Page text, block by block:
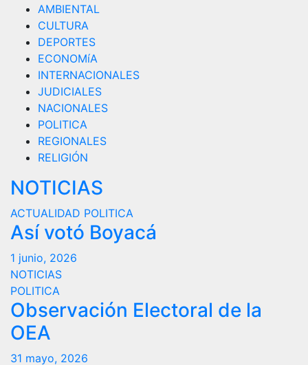
AMBIENTAL
CULTURA
DEPORTES
ECONOMíA
INTERNACIONALES
JUDICIALES
NACIONALES
POLITICA
REGIONALES
RELIGIÓN
NOTICIAS
ACTUALIDAD POLITICA
Así votó Boyacá
1 junio, 2026
NOTICIAS
POLITICA
Observación Electoral de la
OEA
31 mayo, 2026